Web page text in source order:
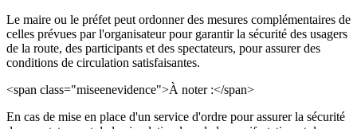
Le maire ou le préfet peut ordonner des mesures complémentaires de
celles prévues par l'organisateur pour garantir la sécurité des usagers
de la route, des participants et des spectateurs, pour assurer des
conditions de circulation satisfaisantes.
<span class="miseenevidence">À noter :</span>
En cas de mise en place d'un service d'ordre pour assurer la sécurité